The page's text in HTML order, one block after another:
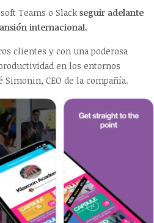
Teams o Slack seguir adelante
internacional.
clientes y con una poderosa
en los entornos
CEO de la compañía.